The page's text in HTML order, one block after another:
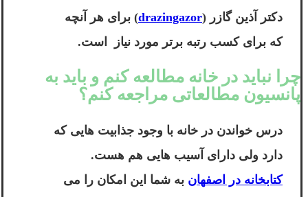
دکتر آذین گازر (
drazingazor) برای هر آنچه
که برای کسب رتبه برتر مورد نیاز است.
چرا نباید در خانه مطالعه کنم و باید به
پانسیون مطالعاتی مراجعه کنم؟
درس خواندن در خانه با وجود جذابیت هایی که
دارد ولی دارای آسیب هایی هم هست.
کتابخانه در اصفهان به شما این امکان را می